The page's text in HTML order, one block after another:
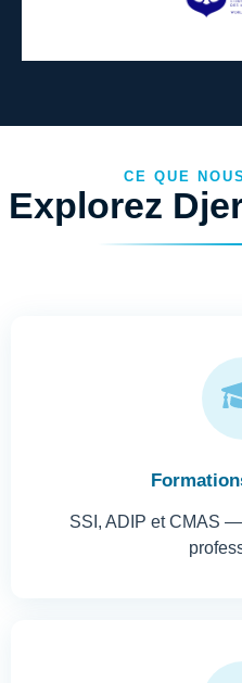
CE QUE
Explorez
SSI, ADIP et CMAS